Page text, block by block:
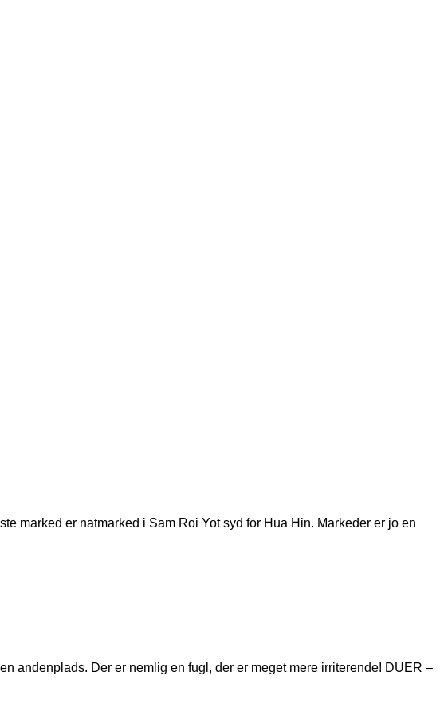
marked er natmarked i Sam Roi Yot syd for Hua Hin. Markeder er jo en
andenplads. Der er nemlig en fugl, der er meget mere irriterende! DUER –